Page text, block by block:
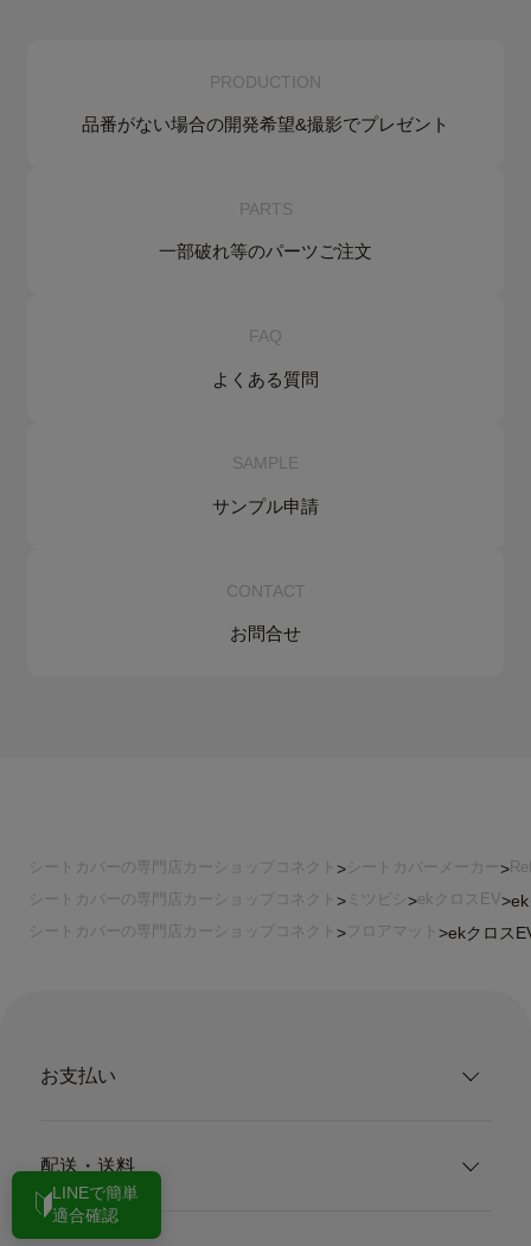
PRODUCTION
品番がない場合の開発希望&撮影でプレゼント
PARTS
一部破れ等のパーツご注文
FAQ
よくある質問
SAMPLE
サンプル申請
CONTACT
お問合せ
シートカバーの専門店カーショップコネクト シートカバーメーカー
シートカバーの専門店カーショップコネクト
ミツビシ ekクロスEV
シートカバーの専門店カーショップコネクト フロアマット ekクロス
お支払い
配送・送料
LINEで簡単
適合確認